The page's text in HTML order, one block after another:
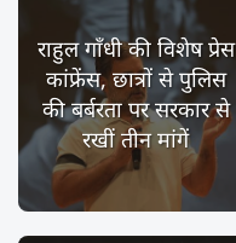
राहुल गाँधी की विशेष प्रेस
कांफ्रेंस, छात्रों से पुलिस
की बर्बरता पर सरकार से
रखीं तीन मांगें